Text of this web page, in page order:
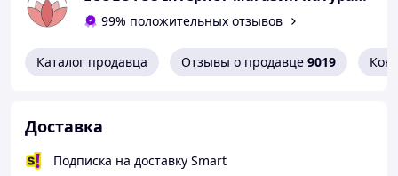
99% положительных отзывов
Каталог продавца Отзывы о продавце 9019
Доставка
Подписка на доставку Smart